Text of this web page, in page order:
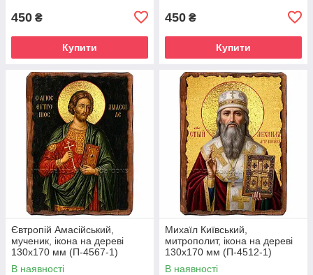
450 ₴
Купити
450 ₴
Купити
Євтропій Амасійський,
мученик, ікона на дереві
130х170 мм (П-4567-1)
В наявності
Михаїл Київський,
митрополит, ікона на дереві
130х170 мм (П-4512-1)
В наявності